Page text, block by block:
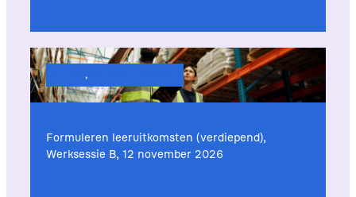
,
Formuleren leeruitkomsten (verdiepend),
Werksessie B, 12 november 2026